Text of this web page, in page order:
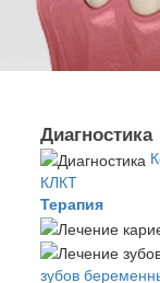
Диагностика
КЛКТ
Терапия
зубов